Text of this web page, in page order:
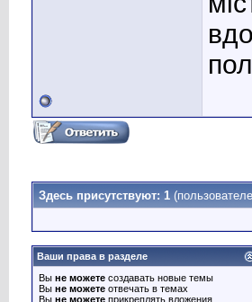
Здесь присутствуют: 1
Ваши права в разделе
Вы не можете создавать новые темы
Вы не можете отвечать в темах
Вы не можете прикреплять вложения